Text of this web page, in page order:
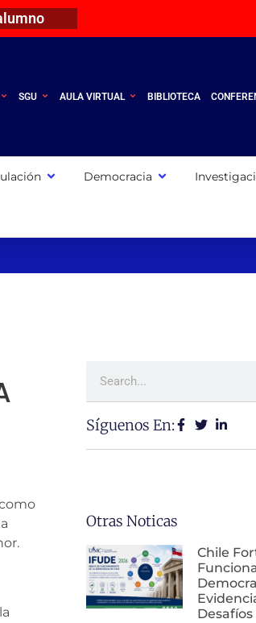
SGU AULA VIRTUAL BIBLIOTECA
Democracia
Síguenos En:
Otras Noticas
Chile